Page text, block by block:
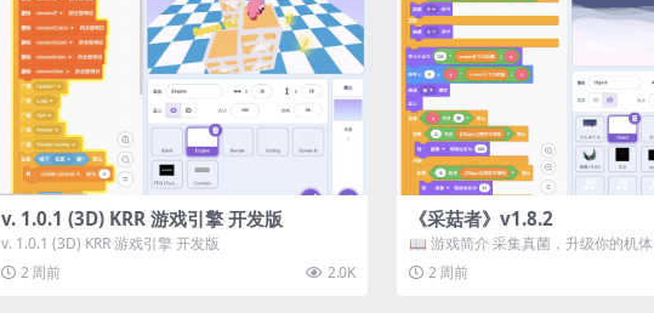
v. 1.0.1 (3D) KRR 游戏引擎 开发版
v. 1.0.1 (3D) KRR 游戏引擎 开发版
2 周前
2.0K
《采菇者》v1.8.2
📖 游戏简介 采集真菌，升级你的机
域探索。 这是一款静谧的探索冒...
2 周前